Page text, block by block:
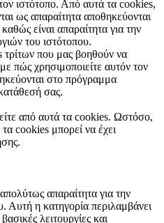
ιστότοπο. Από αυτά τα cookies,
ως απαραίτητα αποθηκεύονται
είναι απαραίτητα για την
του ιστότοπου.
που μας βοηθούν να
πώς χρησιμοποιείτε αυτόν τον
στο πρόγραμμα
σας.
από αυτά τα cookies. Ωστόσο,
cookies μπορεί να έχει
απαραίτητα για την
Αυτή η κατηγορία περιλαμβάνει
λειτουργίες και